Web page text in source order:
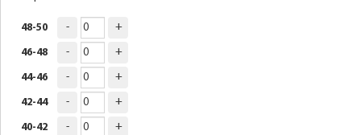
48-50 - +
46-48 - +
44-46 - +
42-44 - +
40-42 - +